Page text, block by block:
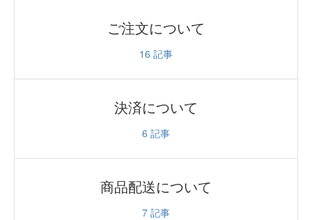
ご注文について
16 記事
決済について
6 記事
商品配送について
7 記事